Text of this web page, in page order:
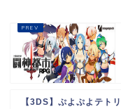
【3DS】ぷよぷよテト